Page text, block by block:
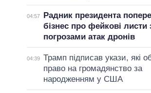
04:57
Радник президента
бізнес про фейкові листи
погрозами атак дронів
04:39 Трамп підписав укази, які
право на громадянство за
народженням у США